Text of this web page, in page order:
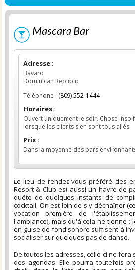
Mascara Bar
Adresse :
Bavaro
Dominican Republic
Téléphone : (809) 552-1444
Horaires :
Ouvert uniquement le soir. Chose
lorsque les clients s'en sont tous allés.
Prix :
Dans la moyenne des bars
Le lieu de rendez-vous préféré des
Resort & Club est aussi un havre de
quête de quelques instants de
cocktail. On est loin de s'y déchaîner
vocation première de
l'ambiance), mais qu'à cela ne tienne :
en guise de fond sonore suffisent à
socialiser sur quelques pas de danse.
De toutes les adresses, celle-ci ne fera
des agendas. Elle pourra toutefois